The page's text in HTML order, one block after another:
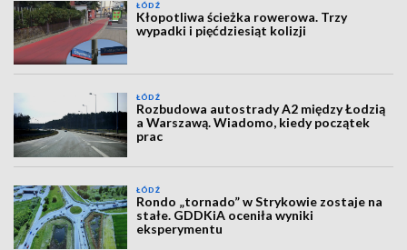
ŁÓDŹ
Kłopotliwa ścieżka rowerowa. Trzy
wypadki i pięćdziesiąt kolizji
ŁÓDŹ
Rozbudowa autostrady A2 między Łodzią
a Warszawą. Wiadomo, kiedy początek
prac
ŁÓDŹ
Rondo „tornado” w Strykowie zostaje na
stałe. GDDKiA oceniła wyniki
eksperymentu